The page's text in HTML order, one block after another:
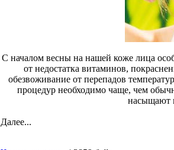
С началом весны на нашей коже лица
от недостатка витаминов,
обезвоживание от перепадов
процедур необходимо чаще, чем
насыщают
Далее...